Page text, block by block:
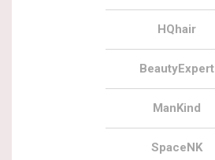
HQhair
BeautyExpert
ManKind
SpaceNK